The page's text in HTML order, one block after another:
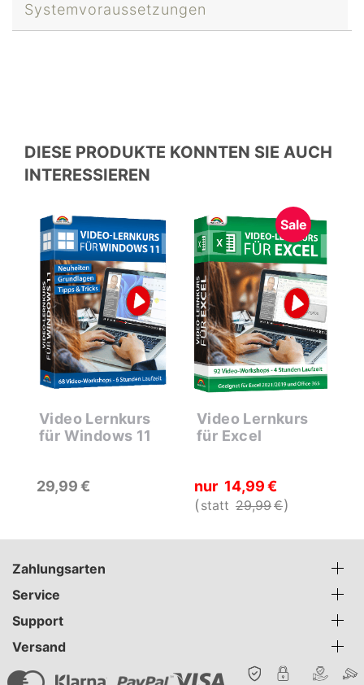
Systemvoraussetzungen
DIESE PRODUKTE KONNTEN SIE AUCH
INTERESSIEREN
Video Lernkurs
für Windows 11
29 99€
Sale
Video Lernkurs
für Excel
nur 14 99€
statt 29 99€
Zahlungsarten
Service
Support
Versand